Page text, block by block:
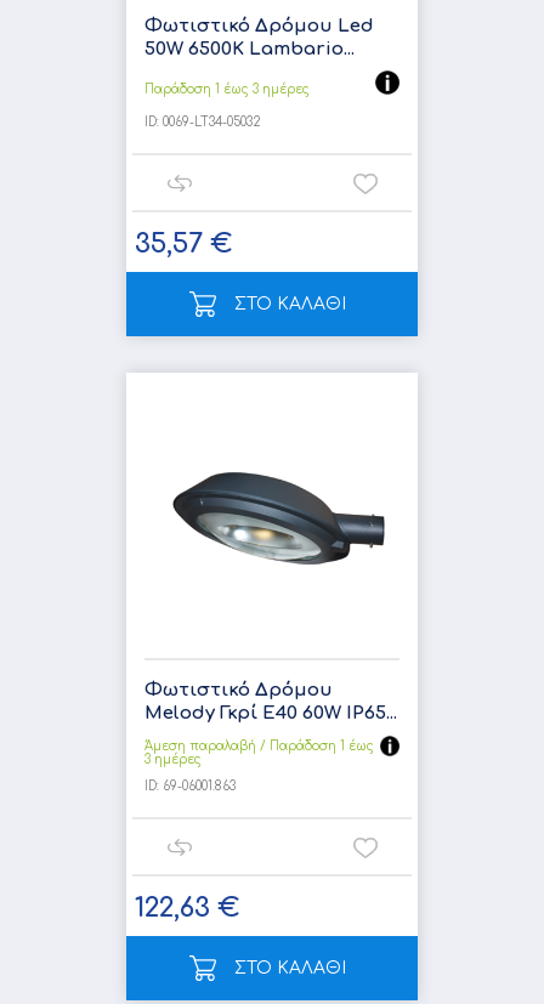
Φωτιστικό Δρόμου Led
50W 6500K Lambario...
Παράδοση 1 έως 3 ημέρες
ID: 0069-LT34-05032
35,57 €
ΣΤΟ ΚΑΛΑΘΙ
Φωτιστικό Δρόμου
Melody Γκρί E40 60W IP65...
Άμεση παραλαβή / Παράδoση 1 έως
3 ημέρες
ID: 69-06001.863
122,63 €
ΣΤΟ ΚΑΛΑΘΙ